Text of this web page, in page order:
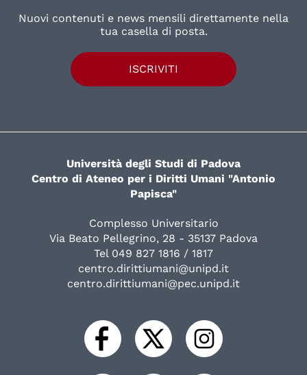
Nuovi contenuti e news mensili direttamente nella
tua casella di posta.
ISCRIVITI
Università degli Studi di Padova
Centro di Ateneo per i Diritti Umani "Antonio
Papisca"
Complesso Universitario
Via Beato Pellegrino, 28 - 35137 Padova
Tel 049 827 1816 / 1817
centro.dirittiumani@unipd.it
centro.dirittiumani@pec.unipd.it